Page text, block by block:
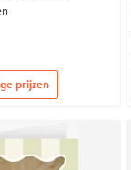
prijzen